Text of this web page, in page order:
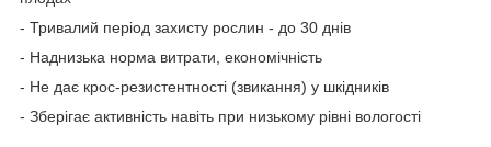
- Тривалий період захисту рослин - до 30 днів
- Наднизька норма витрати, економічність
- Не дає крос-резистентності (звикання) у шкідників
- Зберігає активність навіть при низькому рівні вологості